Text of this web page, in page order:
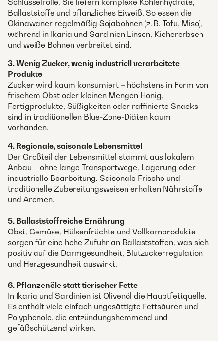
Schlüsselrolle. Sie liefern komplexe Kohlenhydrate,
Ballaststoffe und pflanzliches Eiweiß. So essen die
Okinawaner regelmäßig Sojabohnen (z. B. Tofu, Miso),
während in Ikaria und Sardinien Linsen, Kichererbsen
und weiße Bohnen verbreitet sind.
3. Wenig Zucker, wenig industriell verarbeitete
Produkte
Zucker wird kaum konsumiert – höchstens in Form von
frischem Obst oder kleinen Mengen Honig.
Fertigprodukte, Süßigkeiten oder raffinierte Snacks
sind in traditionellen Blue-Zone-Diäten kaum
vorhanden.
4. Regionale, saisonale Lebensmittel
Der Großteil der Lebensmittel stammt aus lokalem
Anbau – ohne lange Transportwege, Lagerung oder
industrielle Bearbeitung. Saisonale Frische und
traditionelle Zubereitungsweisen erhalten Nährstoffe
und Aromen.
5. Ballaststoffreiche Ernährung
Obst, Gemüse, Hülsenfrüchte und Vollkornprodukte
sorgen für eine hohe Zufuhr an Ballaststoffen, was sich
positiv auf die Darmgesundheit, Blutzuckerregulation
und Herzgesundheit auswirkt.
6. Pflanzenöle statt tierischer Fette
In Ikaria und Sardinien ist Olivenöl die Hauptfettquelle.
Es enthält viele einfach ungesättigte Fettsäuren und
Polyphenole, die entzündungshemmend und
gefäßschützend wirken.